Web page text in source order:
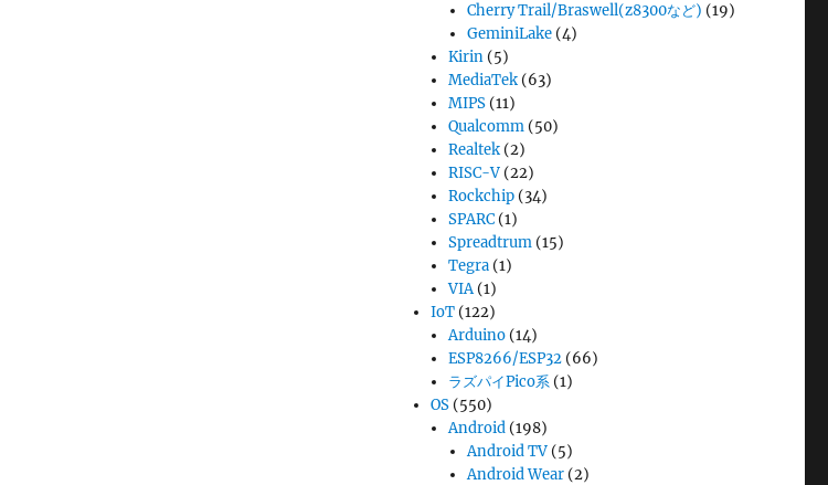
Cherry Trail/Braswell(z8300など) (19)
GeminiLake(4)
Kirin (5)
MediaTek (63)
MIPS (11)
Qualcomm (50)
Realtek (2)
RISC-V (22)
Rockchip (34)
SPARC (1)
Spreadtrum (15)
Tegra (1)
VIA(1)
IoT (122)
Arduino (14)
ESP8266/ESP32 (66)
ラズパイPico系 (1)
OS (550)
Android (198)
Android TV(5)
Android Wear(2)